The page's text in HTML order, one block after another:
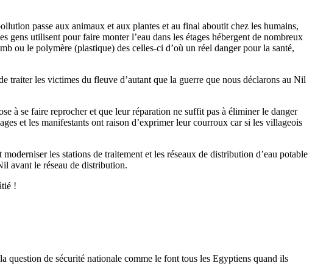
passe aux animaux et aux plantes et au final aboutit chez les humains,
utilisent pour faire monter l’eau dans les étages hébergent de nombreux
ou le polymère (plastique) des celles-ci d’où un réel danger pour la santé,
traiter les victimes du fleuve d’autant que la guerre que nous déclarons au Nil
à se faire reprocher et que leur réparation ne suffit pas à éliminer le danger
et les manifestants ont raison d’exprimer leur courroux car si les villageois
les stations de traitement et les réseaux de distribution d’eau potable
avant le réseau de distribution.
!
question de sécurité nationale comme le font tous les Egyptiens quand ils